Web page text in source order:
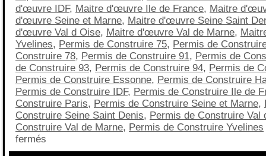
d'œuvre IDF, Maitre d'œuvre Ile de France, Maitre
d'œuvre Seine et Marne, Maitre d'œuvre Seine Saint
d'œuvre Val d Oise, Maitre d'œuvre Val de Marne,
Yvelines, Permis de Construire 75, Permis de
Construire 78, Permis de Construire 91, Permis de
de Construire 93, Permis de Construire 94, Permis de
Permis de Construire Essonne, Permis de Construire
Permis de Construire IDF, Permis de Construire Ile de
Construire Paris, Permis de Construire Seine et Marne,
Construire Seine Saint Denis, Permis de Construire Val
Construire Val de Marne, Permis de Construire Yvelines
fermés